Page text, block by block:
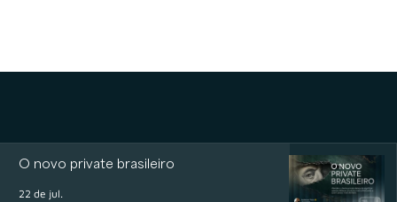
O novo private brasileiro
22 de jul.